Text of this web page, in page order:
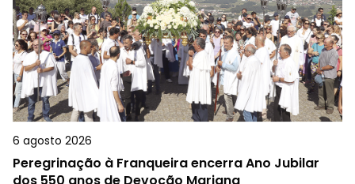
6 agosto 2026
Peregrinação à Franqueira encerra Ano Jubilar